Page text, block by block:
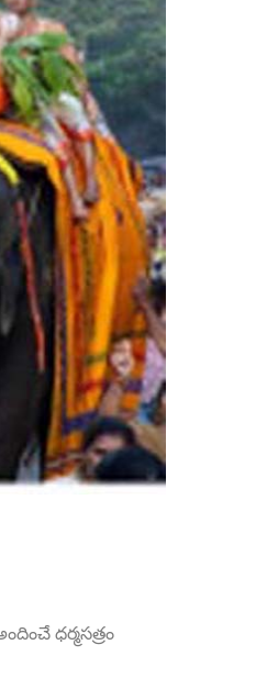
Sailaja
USA
Anil
USA
ధర్మసత్రం